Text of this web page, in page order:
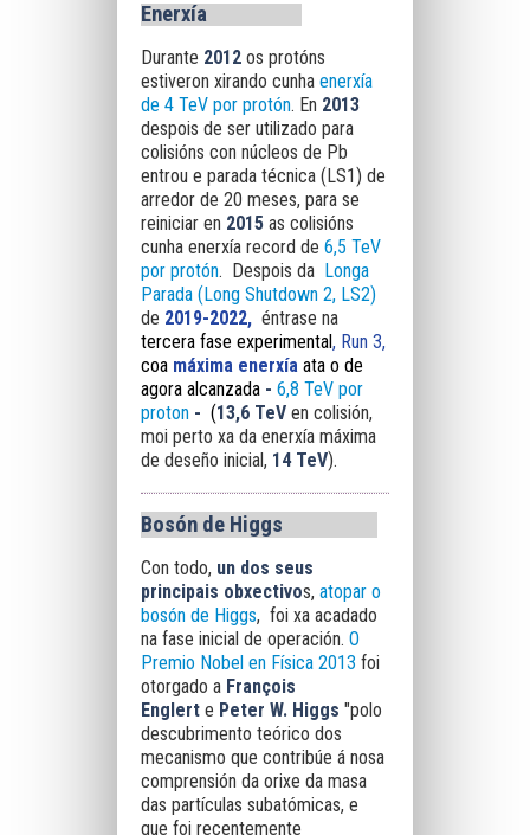
Enerxía
Durante 2012os protóns
estiveron xirando cunha enerxía
de 4 TeV por protón. En 2013
despois de ser utilizado para
colisións con núcleos de Pb
entrou e parada técnica (LS1) de
arredor de 20 meses, para se
reiniciar en 2015as colisións
cunha enerxía record de 6,5 TeV
por protón. Despois da Longa
Parada (Long Shutdown 2, LS2)
de 2019-2022, éntrase na
tercera fase experimental, Run 3,
coamáxima enerxía ata o de
agora alcanzada- 6,8 TeV por
proton- (13,6 TeVen colisión,
moi perto xa da enerxía máxima
de deseño inicial, 14 TeV).
Bosón de Higgs
Con todo, un dos seus
principais obxectivos, atopar o
bosón de Higgs, foi xa acadado
na fase inicial de operación. O
Premio Nobel en Física 2013 foi
otorgado aFrançois
Englert e Peter W. Higgs "polo
descubrimento teórico dos
mecanismo que contribúe á nosa
comprensión da orixe da masa
das partículas subatómicas, e
que foi recentemente